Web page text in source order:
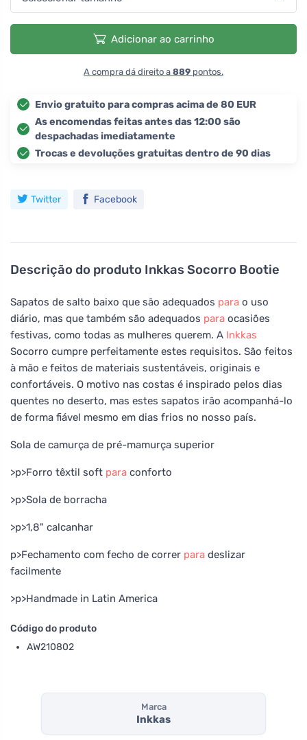
Descrição do produto Inkkas Socorro Bootie
Sapatos de salto baixo que são adequados para o uso
diário, mas que também são adequados para ocasiões
festivas, como todas as mulheres querem. A Inkkas
Socorro cumpre perfeitamente estes requisitos. São feitos
à mão e feitos de materiais sustentáveis, originais e
confortáveis. O motivo nas costas é inspirado pelos dias
quentes no deserto, mas estes sapatos irão acompanhá-lo
de forma fiável mesmo em dias frios no nosso país.
Sola de camurça de pré-mamurça superior
>p>Forro têxtil soft para conforto
>p>Sola de borracha
>p>1,8" calcanhar
p>Fechamento com fecho de correr para deslizar
facilmente
>p>Handmade in Latin America
Código do produto
AW210802
Adicionar ao carrinho
A compra dá direito a 889 pontos.
Envio gratuito para compras acima de 80 EUR
As encomendas feitas antes das 12:00 são
despachadas imediatamente
Trocas e devoluções gratuitas dentro de 90 dias
Twitter Facebook
Marca
Inkkas